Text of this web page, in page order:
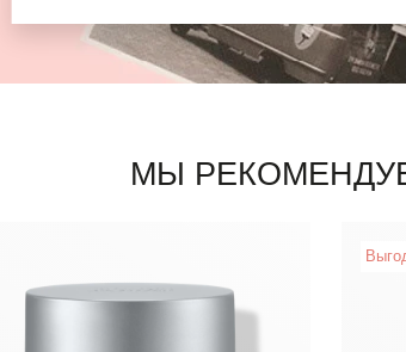
New
МЫ